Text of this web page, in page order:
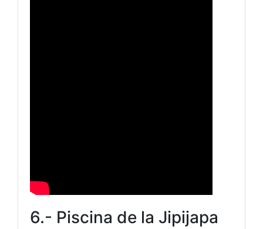
6.- Piscina de la Jipijapa